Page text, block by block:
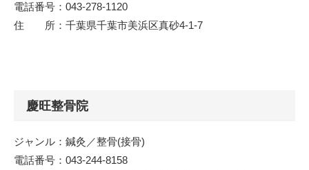
電話番号：043-278-1120
住 所：千葉県千葉市美浜区真砂4-1-7
慶旺整骨院
ジャンル：鍼灸／整骨(接骨)
電話番号：043-244-8158